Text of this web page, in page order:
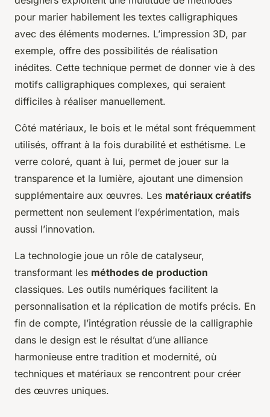
pour marier habilement les textes calligraphiques
avec des éléments modernes. L’impression 3D, par
exemple, offre des possibilités de réalisation
inédites. Cette technique permet de donner vie à des
motifs calligraphiques complexes, qui seraient
difficiles à réaliser manuellement.
Côté matériaux, le bois et le métal sont fréquemment
utilisés, offrant à la fois durabilité et esthétisme. Le
verre coloré, quant à lui, permet de jouer sur la
transparence et la lumière, ajoutant une dimension
supplémentaire aux œuvres. Les matériaux créatifs
permettent non seulement l’expérimentation, mais
aussi l’innovation.
La technologie joue un rôle de catalyseur,
transformant les méthodes de production
classiques. Les outils numériques facilitent la
personnalisation et la réplication de motifs précis. En
fin de compte, l’intégration réussie de la calligraphie
dans le design est le résultat d’une alliance
harmonieuse entre tradition et modernité, où
techniques et matériaux se rencontrent pour créer
des œuvres uniques.